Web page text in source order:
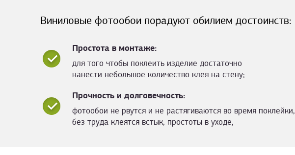
Виниловые фотообои порадуют обилием достоинств:
Простота в монтаже:
для того чтобы поклеить изделие достаточно
нанести небольшое количество клея на стену;
Прочность и долговечность:
фотообои не рвутся и не растягиваются во время поклейки,
без труда клеятся встык, простоты в уходе;